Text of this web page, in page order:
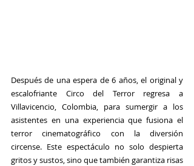
Después de una espera de 6 años, el original y
escalofriante Circo del Terror regresa a
Villavicencio, Colombia, para sumergir a los
asistentes en una experiencia que fusiona el
terror cinematográfico con la diversión
circense. Este espectáculo no solo despierta
gritos y sustos, sino que también garantiza risas